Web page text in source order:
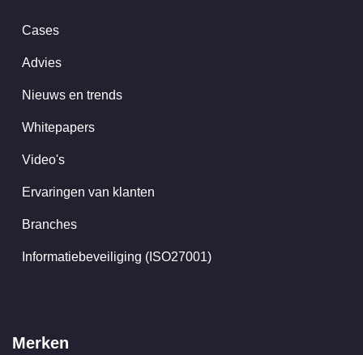
Cases
Advies
Nieuws en trends
Whitepapers
Video's
Ervaringen van klanten
Branches
Informatiebeveiliging (ISO27001)
Merken